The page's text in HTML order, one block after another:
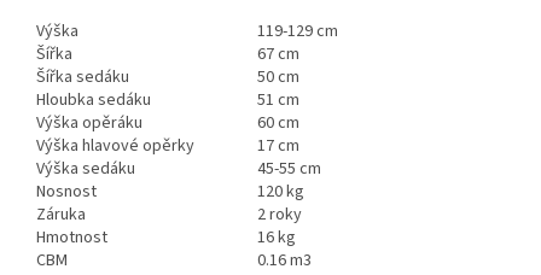
Výška
119-129 cm
Šířka
67 cm
Šířka sedáku
50 cm
Hloubka sedáku
51 cm
Výška opěráku
60 cm
Výška hlavové opěrky
17 cm
Výška sedáku
45-55 cm
Nosnost
120 kg
Záruka
2 roky
Hmotnost
16 kg
CBM
0.16 m3